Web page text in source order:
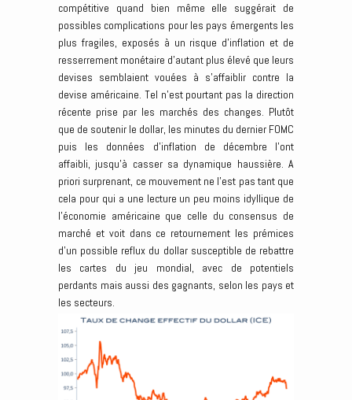
compétitive quand bien même elle suggérait de
possibles complications pour les pays émergents les
plus fragiles, exposés à un risque d’inflation et de
resserrement monétaire d’autant plus élevé que leurs
devises semblaient vouées à s’affaiblir contre la
devise américaine. Tel n’est pourtant pas la direction
récente prise par les marchés des changes. Plutôt
que de soutenir le dollar, les minutes du dernier FOMC
puis les données d’inflation de décembre l’ont
affaibli, jusqu’à casser sa dynamique haussière. A
priori surprenant, ce mouvement ne l’est pas tant que
cela pour qui a une lecture un peu moins idyllique de
l’économie américaine que celle du consensus de
marché et voit dans ce retournement les prémices
d’un possible reflux du dollar susceptible de rebattre
les cartes du jeu mondial, avec de potentiels
perdants mais aussi des gagnants, selon les pays et
les secteurs.